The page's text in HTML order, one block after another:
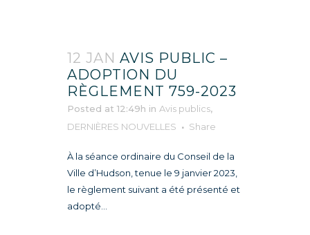
12 JAN AVIS PUBLIC –
ADOPTION DU
RÈGLEMENT 759-2023
Posted at 12:49h in Avis publics,
DERNIÈRES NOUVELLES
Share
À la séance ordinaire du Conseil de la
Ville d’Hudson, tenue le 9 janvier 2023,
le règlement suivant a été présenté et
adopté...